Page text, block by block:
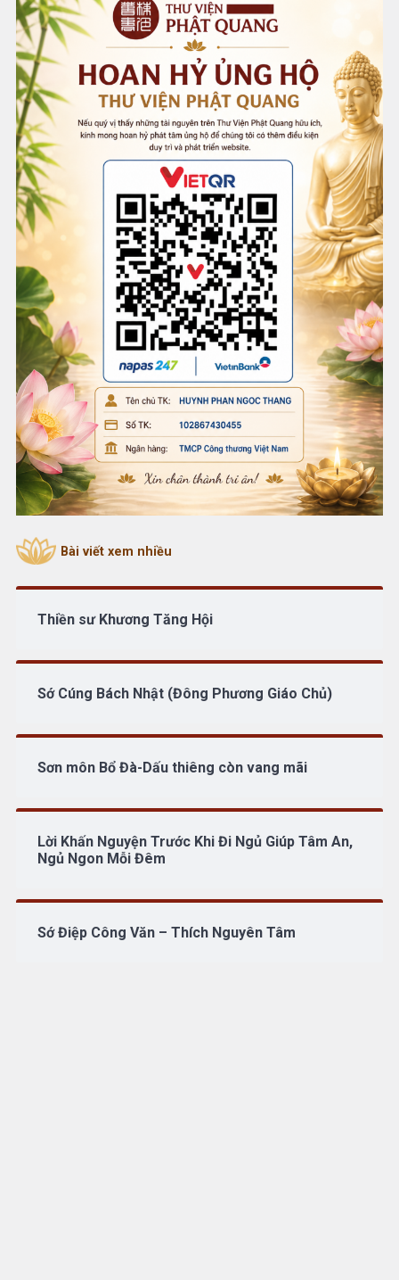
Bài viết xem nhiều
Thiền sư Khương Tăng Hội
Sớ Cúng Bách Nhật (Đông Phương Giáo Chủ)
Sơn môn Bổ Đà-Dấu thiêng còn vang mãi
Lời Khấn Nguyện Trước Khi Đi Ngủ Giúp Tâm An,
Ngủ Ngon Mỗi Đêm
Sớ Điệp Công Văn – Thích Nguyên Tâm